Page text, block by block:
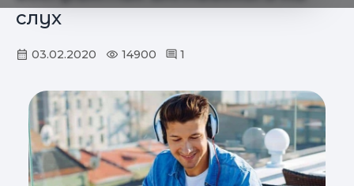
слух
03.02.2020 14900 1